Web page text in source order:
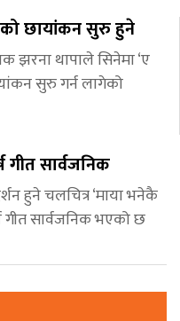
छायांकन सुरु हुने
झरना थापाले सिनेमा ‘ए
सुरु गर्न लागेको
गीत सार्वजनिक
हुने चलचित्र ‘माया भनेकै
गीत सार्वजनिक भएको छ